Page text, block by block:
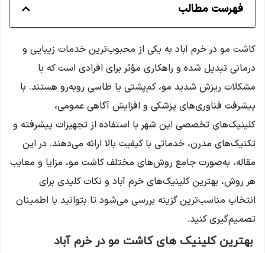
فهرست مطالب
کاشت مو در خرم آباد به یکی از محبوب‌ترین خدمات زیبایی و
درمانی تبدیل شده و راهکاری مؤثر برای افرادی است که با
مشکلات ریزش شدید مو، کم‌پشتی یا طاسی روبه‌رو هستند. با
پیشرفت فناوری‌های پزشکی و افزایش آگاهی عمومی،
کلینیک‌های تخصصی این شهر با استفاده از تجهیزات پیشرفته و
تکنیک‌های مدرن، خدماتی با کیفیت بالا ارائه می‌دهند. در این
مقاله، به‌صورت جامع روش‌های مختلف کاشت مو، مزایا و معایب
هر روش، بهترین کلینیک‌های خرم آباد و نکات کلیدی برای
انتخاب مناسب‌ترین گزینه بررسی می‌شود تا بتوانید با اطمینان
تصمیم‌گیری کنید.
بهترین کلینیک های کاشت مو در خرم آباد